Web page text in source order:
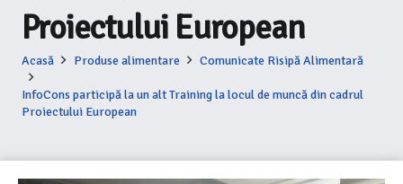
Proiectului European
Acasă Produse alimentare Comunicate Risipă Alimentară
InfoCons participă la un alt Training la locul de muncă din cadrul
Proiectului European